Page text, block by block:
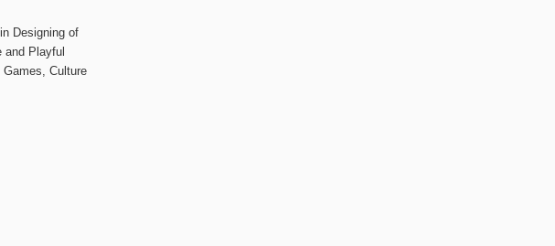
Designing of
and Playful
Games, Culture